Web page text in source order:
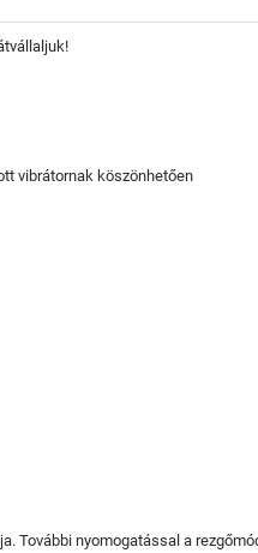
vibrátornak köszönhetően
További nyomogatással a